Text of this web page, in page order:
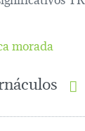
morada